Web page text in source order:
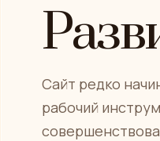
Сайт редко
рабочий